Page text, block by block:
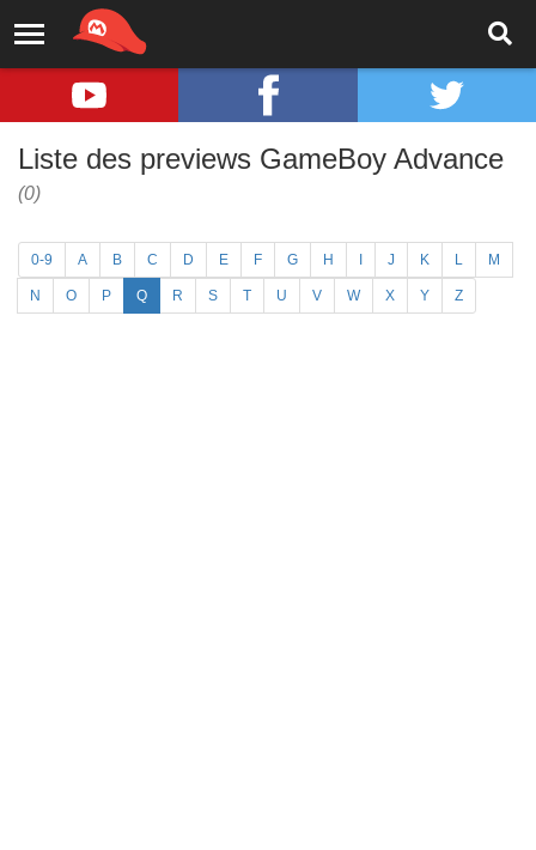
Liste des previews GameBoy Advance
(0)
0-9 A B C D E F G H J K L M
N O P Q R S T U V W X Y Z